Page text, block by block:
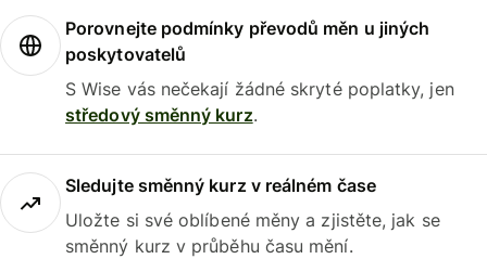
Porovnejte podmínky převodů měn u jiných
poskytovatelů
S Wise vás nečekají žádné skryté poplatky, jen
středový směnný kurz.
Sledujte směnný kurz v reálném čase
Uložte si své oblíbené měny a zjistěte, jak se
směnný kurz v průběhu času mění.